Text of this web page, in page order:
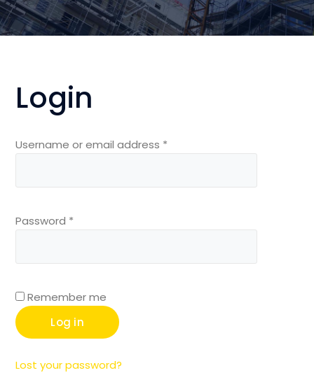
Login
Username or email address *
Password *
Remember me
Log in
Lost your password?